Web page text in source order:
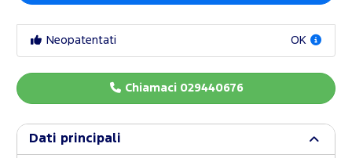
Neopatentati OK
Chiamaci 029440676
Dati principali